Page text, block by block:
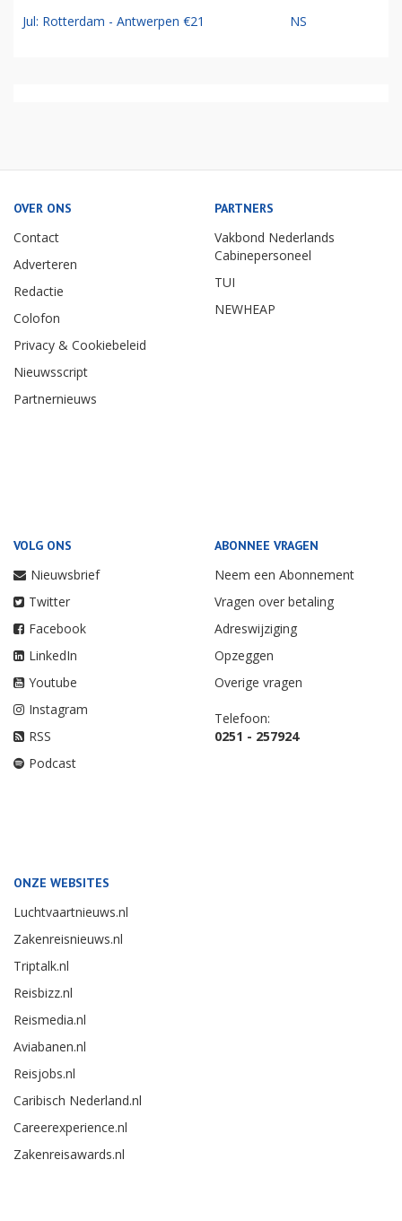
Jul: Rotterdam - Antwerpen €21 NS
OVER ONS
Contact
Adverteren
Redactie
Colofon
Privacy & Cookiebeleid
Nieuwsscript
Partnernieuws
PARTNERS
Vakbond Nederlands
Cabinepersoneel
TUI
NEWHEAP
VOLG ONS
Nieuwsbrief
Twitter
Facebook
LinkedIn
Youtube
Instagram
RSS
Podcast
ABONNEE VRAGEN
Neem een Abonnement
Vragen over betaling
Adreswijziging
Opzeggen
Overige vragen
Telefoon:
0251 - 257924
ONZE WEBSITES
Luchtvaartnieuws.nl
Zakenreisnieuws.nl
Triptalk.nl
Reisbizz.nl
Reismedia.nl
Aviabanen.nl
Reisjobs.nl
Caribisch Nederland.nl
Careerexperience.nl
Zakenreisawards.nl